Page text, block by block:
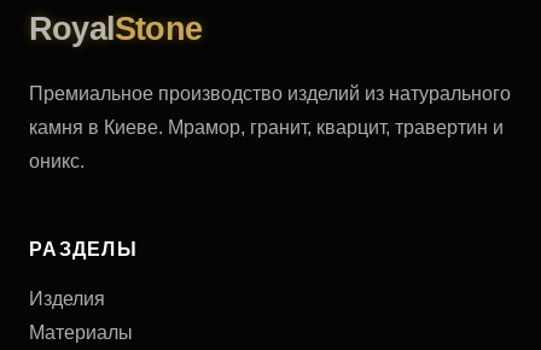
Royal Stone
Премиальное производство изделий из натурального
камня в Киеве. Мрамор, гранит, кварцит, травертин и
оникс.
РАЗДЕЛЫ
Изделия
Материалы